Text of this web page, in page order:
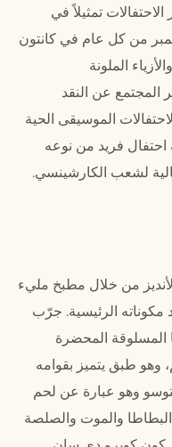
تمثيلاً في
الاحتفال به في 28 ديسمبر من كل عام في كانتون
الملونة
المجتمع عن النقد
الموسيقى الحية
احتفال فريد من نوعه
لشعب الكارشينسي.
من خلال مطبخ مليء
مكوناته الرئيسية. جرّب
المسلوقة المحضرة
وهو طبق يتميز بقوامه
وهو عبارة عن لحم
والموت والصلصة